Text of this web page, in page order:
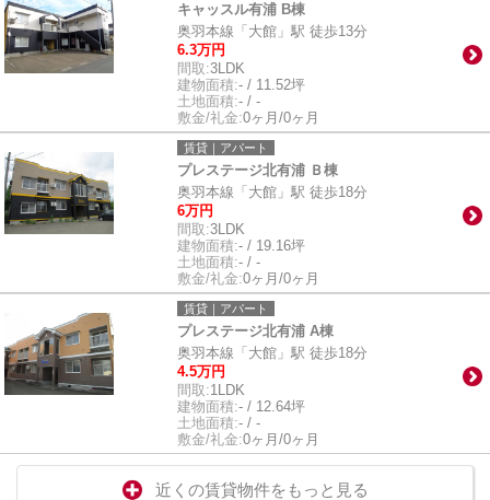
キャッスル有浦 B棟
奥羽本線「大館」駅 徒歩13分
6.3万円
間取:3LDK
建物面積:- / 11.52坪
土地面積:- / -
敷金/礼金:0ヶ月/0ヶ月
賃貸｜アパート
プレステージ北有浦 Ｂ棟
奥羽本線「大館」駅 徒歩18分
6万円
間取:3LDK
建物面積:- / 19.16坪
土地面積:- / -
敷金/礼金:0ヶ月/0ヶ月
賃貸｜アパート
プレステージ北有浦 A棟
奥羽本線「大館」駅 徒歩18分
4.5万円
間取:1LDK
建物面積:- / 12.64坪
土地面積:- / -
敷金/礼金:0ヶ月/0ヶ月
近くの賃貸物件をもっと見る